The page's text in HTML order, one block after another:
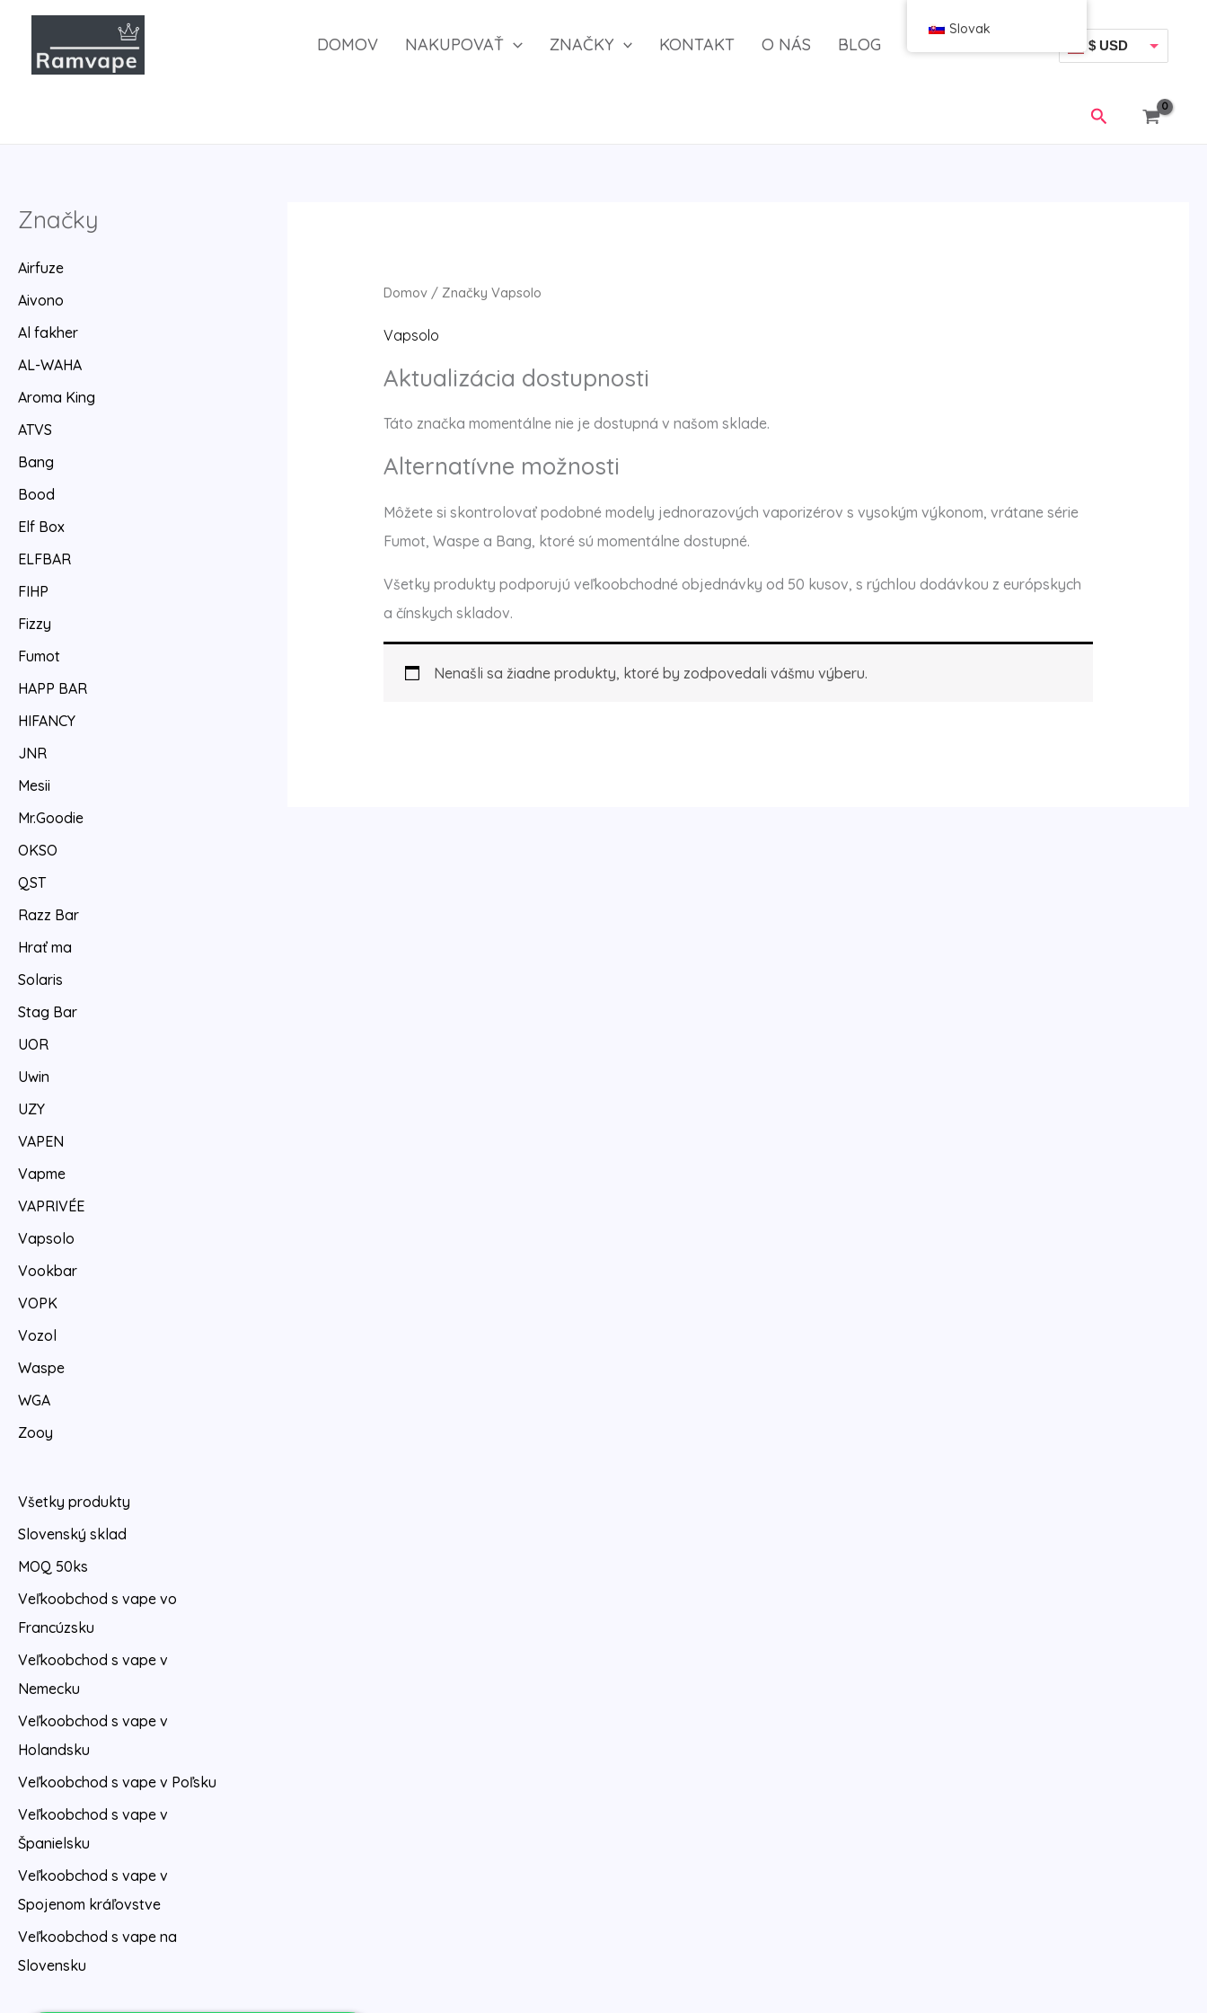
Preskočiť
obsah
DOMOV NAKUPOVAŤ ZNAČKY KONTAKT O NÁS BLOG $ USD
Vyhľadávanie
Značky
Airfuze
Aivono
Al fakher
AL-WAHA
Aroma King
ATVS
Bang
Bood
Elf Box
ELFBAR
FIHP
Fizzy
Fumot
HAPP BAR
HIFANCY
JNR
Mesii
Mr.Goodie
OKSO
QST
Razz Bar
Hrať ma
Solaris
Stag Bar
UOR
Uwin
UZY
VAPEN
Vapme
VAPRIVÉE
Vapsolo
Vookbar
VOPK
Vozol
Waspe
WGA
Zooy
Všetky produkty
Slovenský sklad
MOQ 50ks
Veľkoobchod s vape vo
Francúzsku
Veľkoobchod s vape v
Nemecku
Veľkoobchod s vape v
Holandsku
Veľkoobchod s vape v Poľsku
Veľkoobchod s vape v
Španielsku
Veľkoobchod s vape v
Spojenom kráľovstve
Veľkoobchod s vape na
Slovensku
Domov/ Značky Vapsolo
Vapsolo
Aktualizácia dostupnosti
Táto značka momentálne nie je dostupná v našom sklade.
Alternatívne možnosti
Môžete si skontrolovať podobné modely jednorazových vaporizérov s vysokým výkonom, vrátane série
Fumot, Waspe a Bang, ktoré sú momentálne dostupné.
Všetky produkty podporujú veľkoobchodné objednávky od 50 kusov, s rýchlou dodávkou z európskych
a čínskych skladov.
Nenašli sa žiadne produkty, ktoré by zodpovedali vášmu výberu.
Slovak